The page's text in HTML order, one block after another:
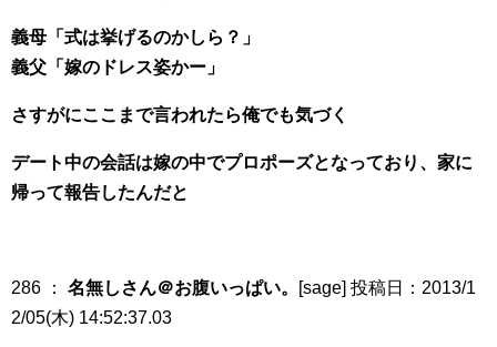
義母「式は挙げるのかしら？」
義父「嫁のドレス姿かー」
さすがにここまで言われたら俺でも気づく
デート中の会話は嫁の中でプロポーズとなっており、家に
帰って報告したんだと
286 ： 名無しさん＠お腹いっぱい。
[sage] 投稿日：2013/1
2/05(木) 14:52:37.03